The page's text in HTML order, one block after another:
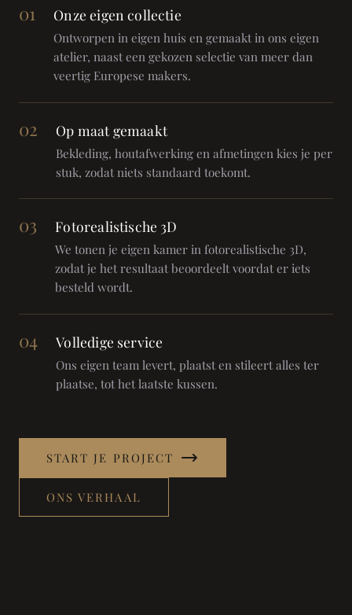
01 Onze eigen collectie
Ontworpen in eigen huis en gemaakt in ons eigen
atelier, naast een gekozen selectie van meer dan
veertig Europese makers.
02 Op maat gemaakt
Bekleding, houtafwerking en afmetingen kies je per
stuk, zodat niets standaard toekomt.
03 Fotorealistische 3D
We tonen je eigen kamer in fotorealistische 3D,
zodat je het resultaat beoordeelt voordat er iets
besteld wordt.
04 Volledige service
Ons eigen team levert, plaatst en stileert alles ter
plaatse, tot het laatste kussen.
START JE PROJECT
ONS VERHAAL